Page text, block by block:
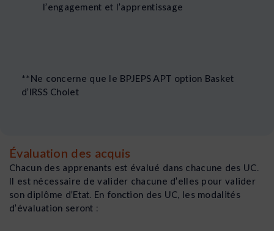
l’engagement et l’apprentissage
**Ne concerne que le BPJEPS APT option Basket
d’IRSS Cholet
Évaluation des acquis
Chacun des apprenants est évalué dans chacune des UC.
Il est nécessaire de valider chacune d’elles pour valider
son diplôme d’Etat. En fonction des UC, les modalités
d’évaluation seront :